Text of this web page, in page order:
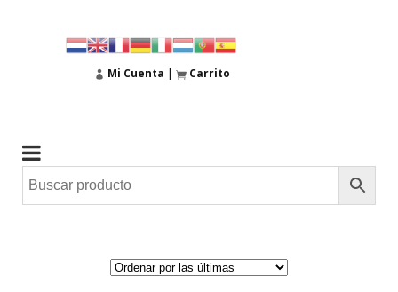
Mi Cuenta | Carrito